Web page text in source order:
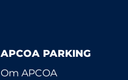
APCOA PARKING
Om APCOA